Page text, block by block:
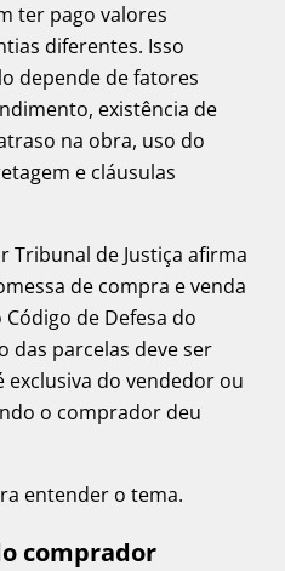
ter pago valores
diferentes. Isso
depende de fatores
existência de
na obra, uso do
e cláusulas
Tribunal de Justiça afirma
de compra e venda
de Defesa do
das parcelas deve ser
do vendedor ou
o comprador deu
entender o tema.
comprador